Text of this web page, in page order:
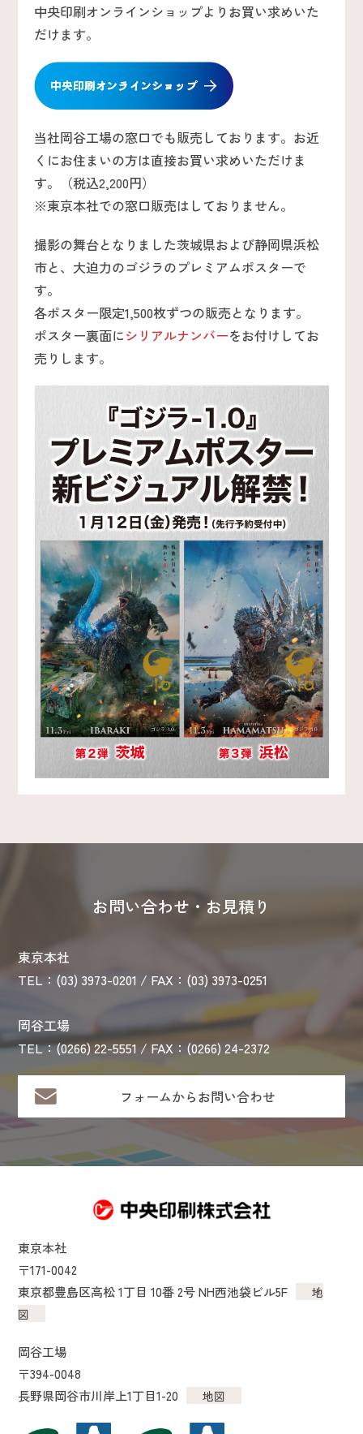
中央印刷オンラインショップよりお買い求めいた
だけます。
当社岡谷工場の窓口でも販売しております。お近
くにお住まいの方は直接お買い求めいただけま
す。（税込2,200円）
※東京本社での窓口販売はしておりません。
撮影の舞台となりました茨城県および静岡県浜松
市と、大迫力のゴジラのプレミアムポスターで
す。
各ポスター限定1,500枚ずつの販売となります。
ポスター裏面にシリアルナンバーをお付けしてお
売りします。
お問い合わせ・お見積り
東京本社
TEL：(03) 3973-0201 / FAX：(03) 3973-0251
岡谷工場
TEL：(0266) 22-5551 / FAX：(0266) 24-2372
フォームからお問い合わせ
東京本社
〒171-0042
東京都豊島区高松 1丁目 10番 2号 NH西池袋ビル5F
地
図
岡谷工場
〒394-0048
長野県岡谷市川岸上1丁目1-20
地図